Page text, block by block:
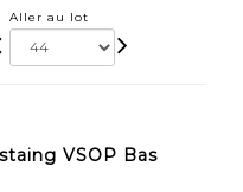
Aller au lot
VSOP Bas